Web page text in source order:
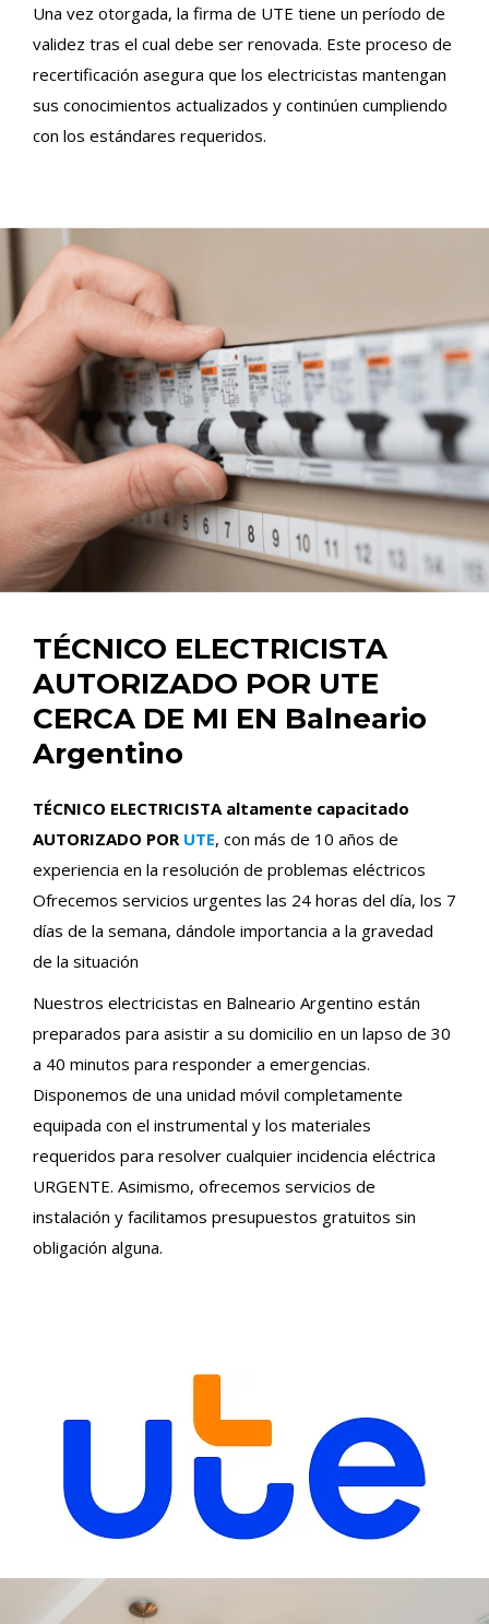
Una vez otorgada, la firma de UTE tiene un período de
validez tras el cual debe ser renovada. Este proceso de
recertificación asegura que los electricistas mantengan
sus conocimientos actualizados y continúen cumpliendo
con los estándares requeridos.
TÉCNICO ELECTRICISTA
AUTORIZADO POR UTE
CERCA DE MI EN Balneario
Argentino
TÉCNICO ELECTRICISTA altamente capacitado
AUTORIZADO POR UTE, con más de 10 años de
experiencia en la resolución de problemas eléctricos
Ofrecemos servicios urgentes las 24 horas del día, los 7
días de la semana, dándole importancia a la gravedad
de la situación
Nuestros electricistas en Balneario Argentino están
preparados para asistir a su domicilio en un lapso de 30
a 40 minutos para responder a emergencias.
Disponemos de una unidad móvil completamente
equipada con el instrumental y los materiales
requeridos para resolver cualquier incidencia eléctrica
URGENTE. Asimismo, ofrecemos servicios de
instalación y facilitamos presupuestos gratuitos sin
obligación alguna.